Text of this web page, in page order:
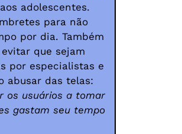
adolescentes.
para não
por dia. Também
que sejam
por especialistas e
abusar das telas:
os usuários a tomar
gastam seu tempo